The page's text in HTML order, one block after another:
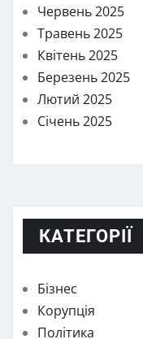
Червень 2025
Травень 2025
Квітень 2025
Березень 2025
Лютий 2025
Січень 2025
КАТЕГОРІЇ
Бізнес
Корупція
Політика